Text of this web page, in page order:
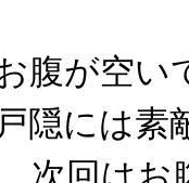
腹が空い
隠には素